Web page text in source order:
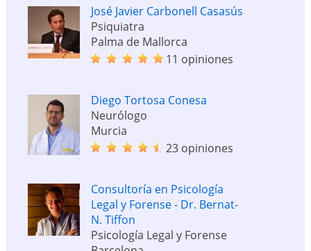
José Javier Carbonell Casasús
Psiquiatra
Palma de Mallorca
11 opiniones
Diego Tortosa Conesa
Neurólogo
Murcia
23 opiniones
Consultoría en Psicología
Legal y Forense - Dr. Bernat-
N. Tiffon
Psicología Legal y Forense